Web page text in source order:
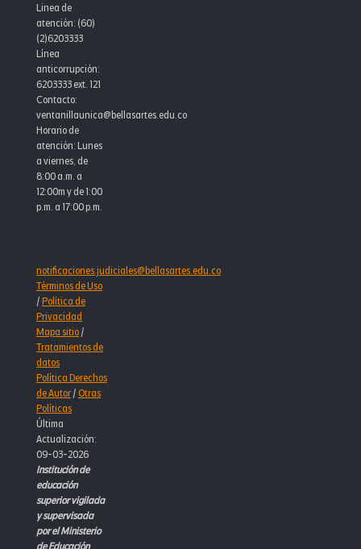
Linea de
atención: (60)
(2)6203333
Línea
anticorrupción:
6203333 ext. 121
Contacto:
ventanillaunica@bellasartes.edu.co
Horario de
atención: Lunes
a viernes, de
8:00 a.m. a
12:00m y de 1:00
p.m. a 17:00 p.m.
notificaciones.judiciales@bellasartes.edu.co
Términos de Uso
/Política de
Privacidad
Mapa sitio/
Tratamientos de
datos
Política Derechos
de Autor/Otras
Políticas
Última
Actualización:
09-03-2026
Institución de
educación
superior vigilada
y supervisada
por el Ministerio